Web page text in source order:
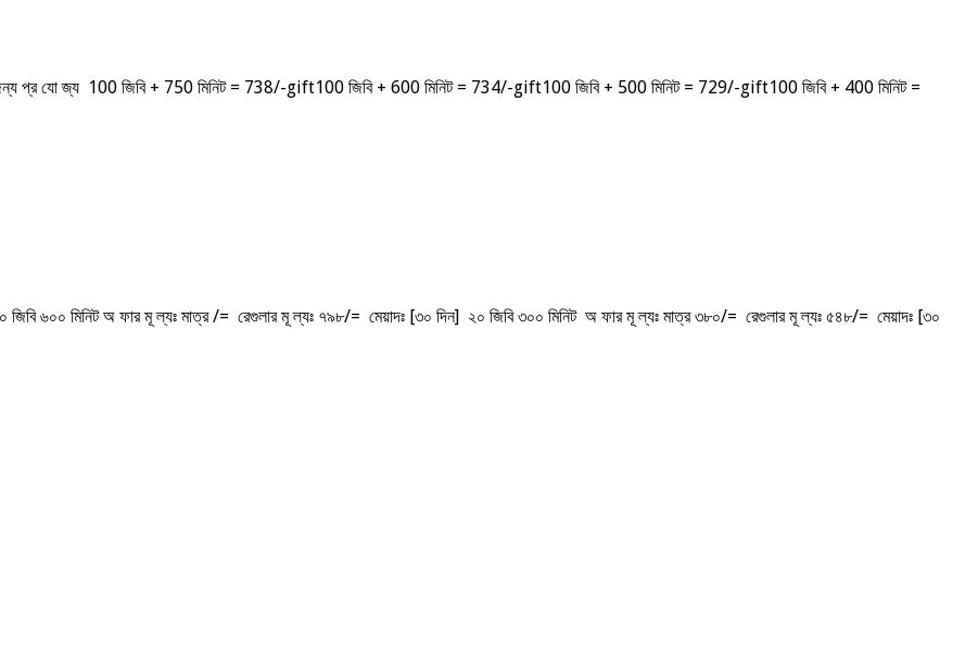
জন্য প্র যো জ্য 100 জিবি + 750 মিনিট = 738/-gift100 জিবি + 600 মিনিট = 734/-gift100 জিবি + 500 মিনিট = 729/-gift100 জিবি + 400 মিনিট =
জিবি ৬০০ মিনিট অ ফার মূ ল্যঃ মাত্র /= রেগুলার মূ ল্যঃ ৭৯৮/= মেয়াদঃ [৩০ দিন] ২০ জিবি ৩০০ মিনিট অ ফার মূ ল্যঃ মাত্র ৩৮০/= রেগুলার মূ ল্যঃ ৫৪৮/= মেয়াদঃ [৩০